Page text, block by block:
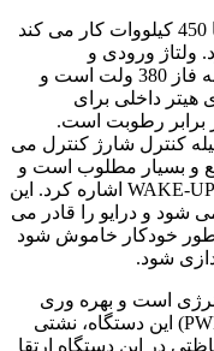
اینورتر ال اس IP5 بسته به رنج توان 5.5 تا 450 کیلووات کار می‌ کند
ولتاژ ورودی و
خروجی اینورتر IP5 تکفاز 220 ولت و یا سه فاز 380 ولت است و
هیتر داخلی برای
برابر رطوبت است.
کنترل شارژ کنترل می‌
و بسیار مطلوب است و
از فانکشن های آن می‌ توان به SLEEP و WAKE-UP اشاره کرد. این
شود و درایو را قادر می
طور خودکار خاموش شود
شود.
انرژی است و بهره‌ وری
بسیار بالایی دارد. مدلاسیون پهنای باند (PWM) این دستگاه، نشتی
در این دستگاه ارتقا